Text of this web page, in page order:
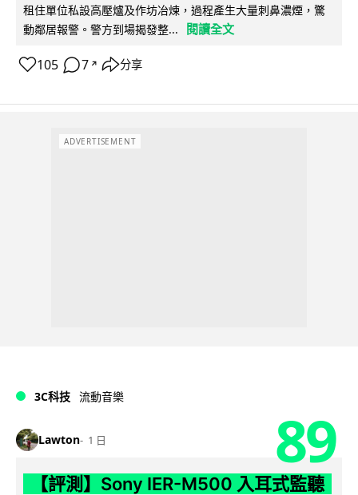
租住單位私設高壓爐及作坊冶煉，過程產生大量刺鼻濃煙，驚
動鄰居報警。警方到場揭發整...
閱讀全文
105 7 ↗ 分享
ADVERTISEMENT
3C科技 流動音樂
Lawton 1 日 89
【評測】Sony IER-M500 入耳式監聽